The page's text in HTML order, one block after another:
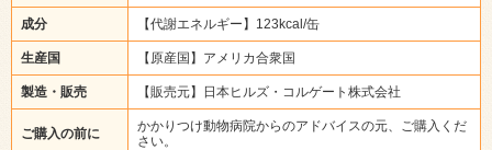
成分 【代謝エネルギー】123kcal/缶
生産国 【原産国】アメリカ合衆国
製造・販売 【販売元】日本ヒルズ・コルゲート株式会社
ご購入の前に
かかりつけ動物病院からのアドバイスの元、ご購入くだ
さい。